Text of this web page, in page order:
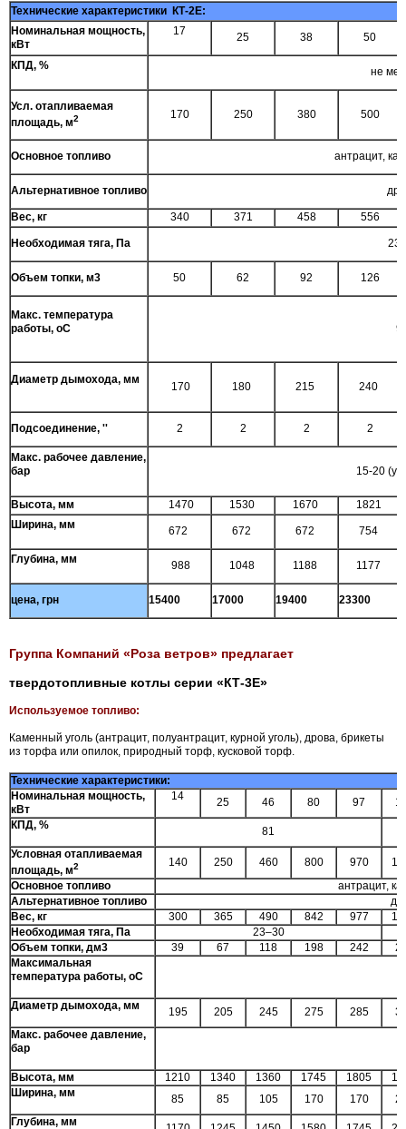
Технические характеристики КТ-2Е:
Номинальная мощность,
кВт
17 25 38 50
КПД, % не
Усл. отапливаемая
площадь, м2 170 250 380 500
Основное топливо антрацит,
Альтернативное топливо
Вес, кг 340 371 458 556
Необходимая тяга, Па 23-
Объем топки, м3 50 62 92 126
Макс. температура
работы, оС
Диаметр дымохода, мм
170 180 215 240
Подсоединение, '' 2 2 2 2
Макс. рабочее давление,
бар
15-20
Высота, мм 1470 1530 1670
1821
Ширина, мм
672 672 672 754
Глубина, мм 988 1048 1188 1177
цена, грн 15400 17000 19400 23300
Группа Компаний «Роза ветров» предлагает
твердотопливные котлы серии «КТ-3Е»
Используемое топливо:
Каменный уголь (антрацит, полуантрацит, курной уголь), дрова, брикеты
из торфа или опилок, природный торф, кусковой торф.
Технические характеристики:
Номинальная мощность,
кВт
14 25 46 80 97
КПД, %
81
Условная отапливаемая
площадь, м2 140 250 460 800 970
Основное топливо
антрацит,
Альтернативное топливо
Вес, кг
300 365 490 842 977
Необходимая тяга, Па
23–30
Объем топки, дм3
39 67 118 198 242
Максимальная
температура работы, оС
Диаметр дымохода, мм 195 205 245 275 285
Макс. рабочее давление,
бар
Высота, мм 1210 1340 1360 1745 1805
Ширина, мм
85 85 105 170 170
Глубина, мм